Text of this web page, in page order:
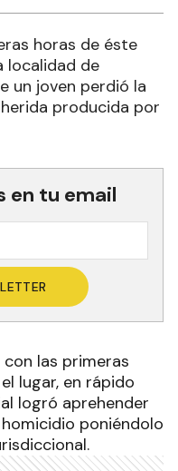
horas de éste
localidad de
un joven perdió la
producida por
en tu email
las primeras
lugar, en rápido
logró aprehender
poniéndolo